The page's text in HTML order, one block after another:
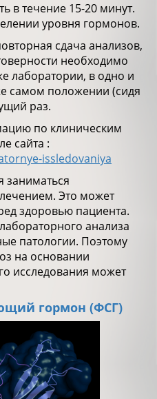
в течение 15-20 минут.
уровня гормонов.
сдача анализов,
необходимо
лаборатории, в одно и
самом положении (сидя
раз.
по клиническим
сайта :
issledovaniya
заниматься
Это может
здоровью пациента.
анализа
патологии. Поэтому
на основании
исследования может
гормон (ФСГ)